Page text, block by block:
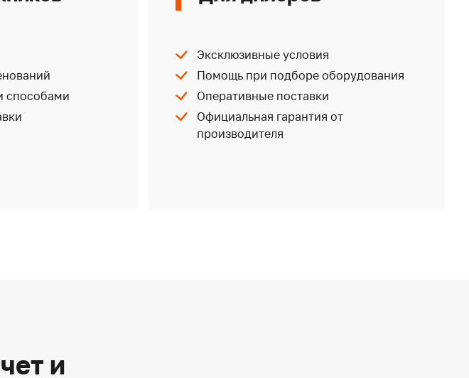
способами
Эксклюзивные условия
Помощь при подборе оборудования
Оперативные поставки
Официальная гарантия от
производителя
и